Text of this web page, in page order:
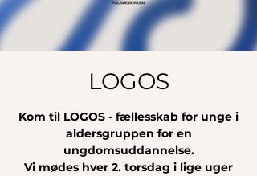
LOGOS
Kom til LOGOS - fællesskab for unge i
aldersgruppen for en
ungdomsuddannelse.
Vi mødes hver 2. torsdag i lige uger